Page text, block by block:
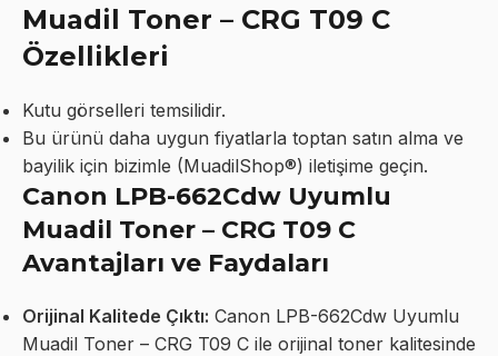
Muadil Toner – CRG T09 C
Özellikleri
Kutu görselleri temsilidir.
Bu ürünü daha uygun fiyatlarla toptan satın alma ve
bayilik için bizimle (MuadilShop®) iletişime geçin.
Canon LPB-662Cdw Uyumlu
Muadil Toner – CRG T09 C
Avantajları ve Faydaları
Orijinal Kalitede Çıktı: Canon LPB-662Cdw Uyumlu
Muadil Toner – CRG T09 C ile orijinal toner kalitesinde